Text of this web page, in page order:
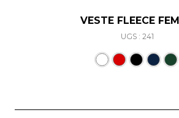
VESTE FLEECE
UGS : 241